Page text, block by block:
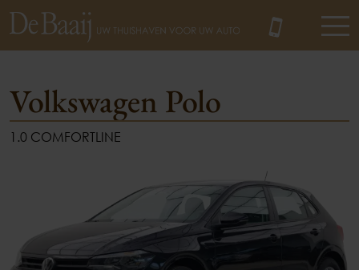
Volkswagen Polo
1.0 COMFORTLINE